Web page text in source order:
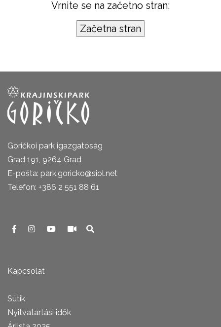
Vrnite se na začetno stran:
Goričkoi park igazgatóság
Grad 191, 9264 Grad
E-pošta: park.goricko@siol.net
Telefon: +386 2 551 88 61
Kapcsolat
Sütik
Nyitvatartási idők